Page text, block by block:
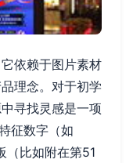
依赖于图片素材
理念。对于初学
寻找灵感是一项
征数字（如
（比如附在第51